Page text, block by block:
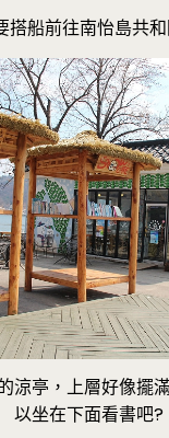
搭船前往南怡島共和
涼亭，上層好像擺
以坐在下面看書吧?